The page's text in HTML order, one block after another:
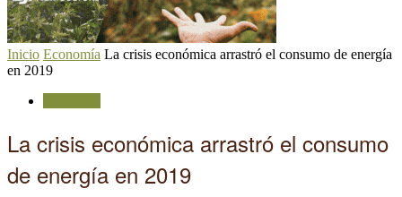
Inicio Economía La crisis económica arrastró el consumo de energía
en 2019
La crisis económica arrastró el consumo
de energía en 2019